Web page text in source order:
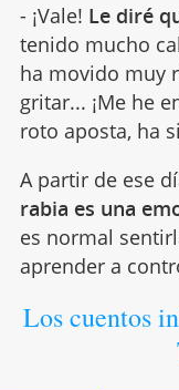
- ¡Vale! Le diré
tenido mucho
ha movido muy
gritar... ¡Me he
roto aposta, ha
A partir de ese
rabia es una
es normal
aprender a
Los cuentos